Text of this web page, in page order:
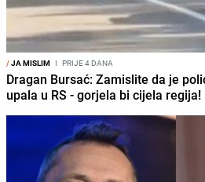
/JA MISLIM I PRIJE 4 DANA
Dragan Bursać: Zamislite da je
upala u RS - gorjela bi cijela regija!